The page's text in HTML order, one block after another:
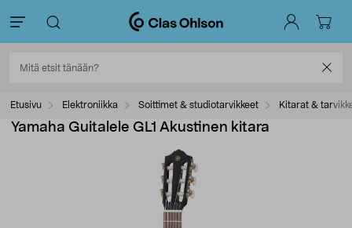
Etusivu Elektroniikka Soittimet & studiotarvikkeet Kitarat &
Yamaha Guitalele GL1 Akustinen kitara